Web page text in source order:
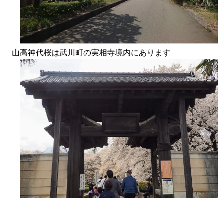
山高神代桜は武川町の実相寺境内にあります